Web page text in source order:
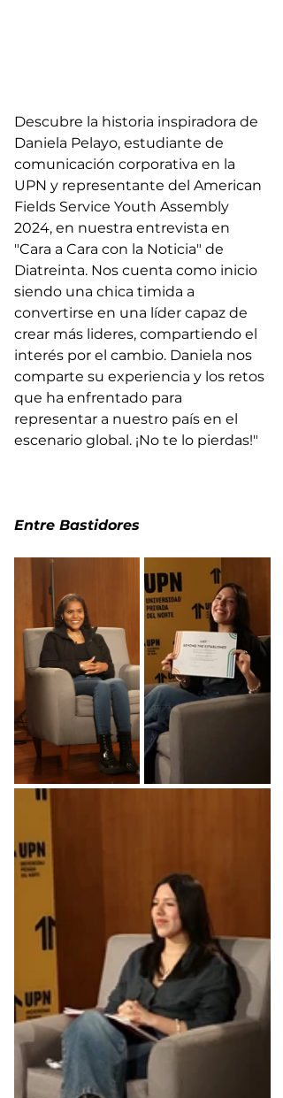
Descubre la historia inspiradora de
Daniela Pelayo, estudiante de
comunicación corporativa en la
UPN y representante del American
Fields Service Youth Assembly
2024, en nuestra entrevista en
"Cara a Cara con la Noticia" de
Diatreinta. Nos cuenta como inicio
siendo una chica timida a
convertirse en una líder capaz de
crear más lideres, compartiendo el
interés por el cambio. Daniela nos
comparte su experiencia y los retos
que ha enfrentado para
representar a nuestro país en el
escenario global. ¡No te lo pierdas!"
Entre Bastidores